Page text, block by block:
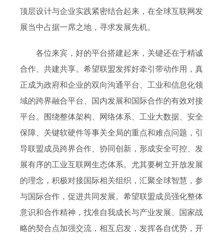
顶层设计与企业实践紧密结合起来，在全球互联网发
展当中占据一席之地，寻求发展先机。
各位来宾，好的平台搭建起来，关键还在于精诚
合作、共建共享。希望联盟发挥好牵引带动作用，真
正成为政府和企业的双向沟通平台、工业和信息化领
域的跨界融合平台、国内发展和国际合作的有效对接
平台。围绕整体架构、网络体系、工业大数据、安全
保障、关键软硬件等事关全局的重点和难点问题，引
导联盟成员跨界合作、协同创新，形成安全可控、发
展有序的工业互联网生态体系。尤其要树立开放发展
的理念，积极对接国际相关组织，汇聚全球智慧，参
与国际合作，促进共同发展。希望联盟成员强化整体
意识和合作精神，找准自我成长与产业发展、国家战
略的契合点加强交流，相互启发，发挥各自优势，开